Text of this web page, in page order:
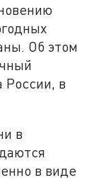
Об этом
России, в
в
в виде